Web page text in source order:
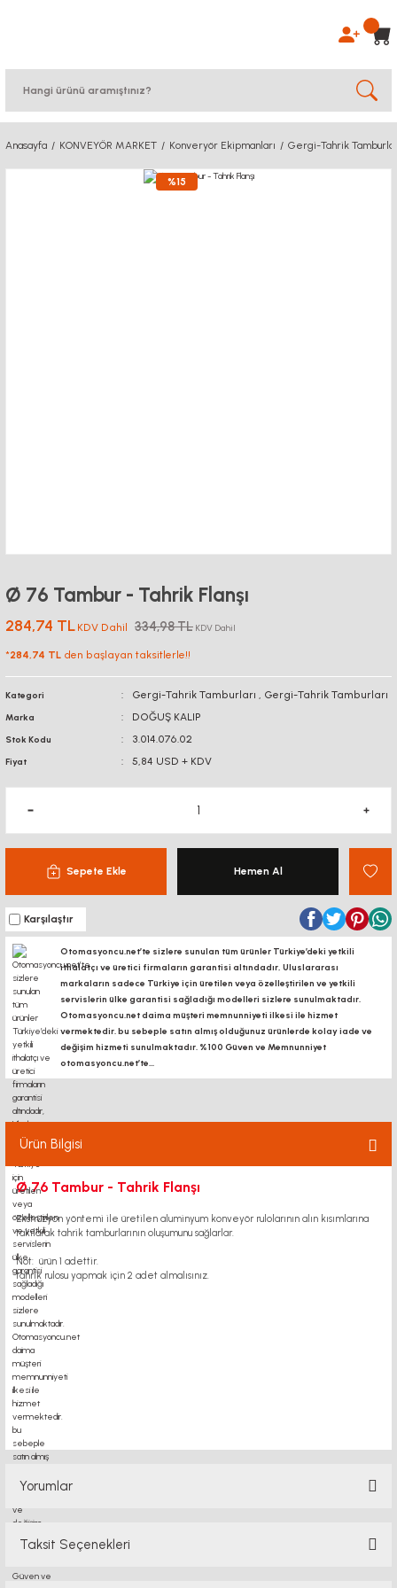
Anasayfa KONVEYÖR MARKET Konveryör Ekipmanları Gergi-Tahrik
%15
Ø 76 Tambur - Tahrik Flanşı
284,74 TL KDV Dahil 334,98 TL KDV Dahil
*284,74 TL den başlayan taksitlerle!!
Kategori Gergi-Tahrik Tamburları , Gergi-Tahrik Tamburları
Marka DOĞUŞ KALIP
Stok Kodu 3.014.076.02
Fiyat 5,84 USD + KDV
Sepete Ekle Hemen Al
Karşılaştır
Otomasyoncu.net’te sizlere sunulan tüm ürünler Türkiye’deki yetkili
ithalatçı ve üretici firmaların garantisi altındadır, Uluslararası
markaların sadece Türkiye için üretilen veya özelleştirilen ve yetkili
servislerin ülke garantisi sağladığı modelleri sizlere sunulmaktadır.
Otomasyoncu.net daima müşteri memnunniyeti ilkesi ile hizmet
vermektedir. bu sebeple satın almış olduğunuz ürünlerde kolay iade ve
değişim hizmeti sunulmaktadır. %100 Güven ve Memnunniyet
otomasyoncu.net’te...
Ürün Bilgisi
Ø 76 Tambur - Tahrik Flanşı
Ekstrüzyon yöntemi ile üretilen aluminyum konveyör rulolarının alın kısımlarına
takılarak tahrik tamburlarının oluşumunu sağlarlar.
Not: ürün 1 adettir.
tahrik rulosu yapmak için 2 adet almalısınız.
motor kaplin fiyatları, sigma profil, 3d yazıcı, kremayer dişli, 45x45 sigma profil,
delta haberleşme kablosu, delta plc fiyat, konveyör bant, kramiyer dişli, mantar
stop, otomatik yağlama sistemleri, rulolu konveyör fiyatları, 12v 50a güç kaynağı,
2kw servo motor, 20x20 sigma profil, 20x20 sigma profil somunu, 22 5 180 sigma
alüminyum, 30*30 profil, 3d printer elektronik kit, 3d printer kit, 3d
Yorumlar
Taksit Seçenekleri